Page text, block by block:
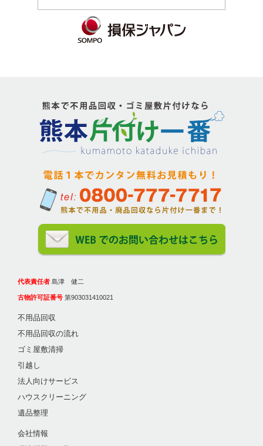
代表責任者 島津 健二
古物許可証番号 第903031410021
不用品回収
不用品回収の流れ
ゴミ屋敷清掃
引越し
法人向けサービス
ハウスクリーニング
遺品整理
会社情報